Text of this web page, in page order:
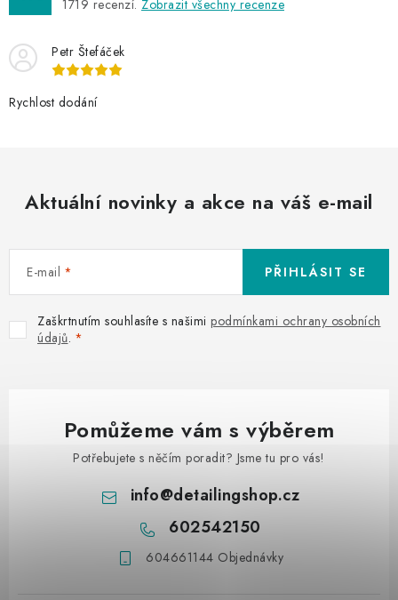
1719 recenzí. Zobrazit všechny recenze
Petr Štefáček
Rychlost dodání
Aktuální novinky a akce na váš e-mail
E-mail
Zaškrtnutím souhlasíte s našimi podmínkami ochrany osobních
údajů.
PŘIHLÁSIT SE
Pomůžeme vám s výběrem
Potřebujete s něčím poradit? Jsme tu pro vás!
info@detailingshop.cz
602542150
604661144 Objednávky